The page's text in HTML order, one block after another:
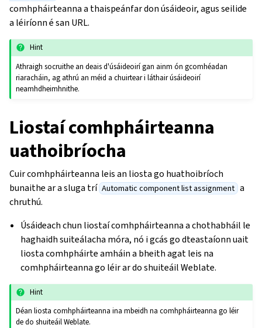
comhpháirteanna a thaispeánfar don úsáideoir, agus seilide
a léiríonn é san URL.
Hint
Athraigh socruithe an deais d'úsáideoirí gan ainm ón gcomhéadan
riaracháin, ag athrú an méid a chuirtear i láthair úsáideoirí
neamhdheimhnithe.
Liostaí comhpháirteanna
uathoibríocha
Cuir comhpháirteanna leis an liosta go huathoibríoch
bunaithe ar a sluga trí Automatic component list assignment a
chruthú.
Úsáideach chun liostaí comhpháirteanna a chothabháil le
haghaidh suiteálacha móra, nó i gcás go dteastaíonn uait
liosta comhpháirte amháin a bheith agat leis na
comhpháirteanna go léir ar do shuiteáil Weblate.
Hint
Déan liosta comhpháirteanna ina mbeidh na comhpháirteanna go léir
de do shuiteáil Weblate.